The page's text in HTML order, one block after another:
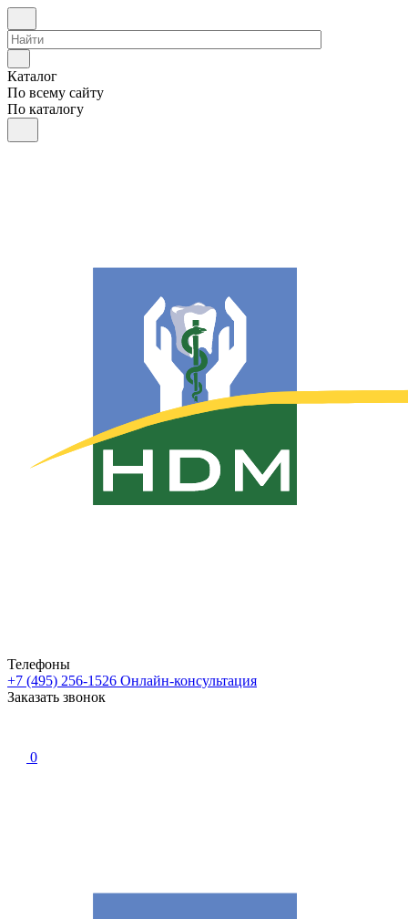
Каталог
По всему сайту
По каталогу
Телефоны
+7 (495) 256-1526 Онлайн-консультация
Заказать звонок
0